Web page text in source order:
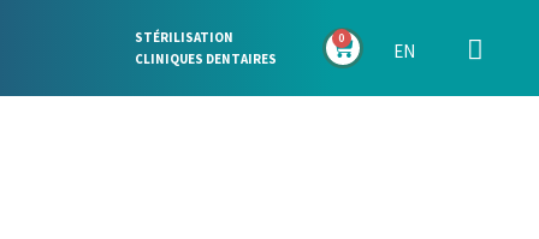
STÉRILISATION
CLINIQUES DENTAIRES
0
EN